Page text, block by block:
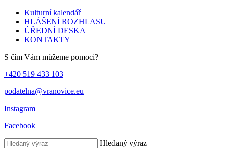
Kulturní kalendář
HLÁŠENÍ ROZHLASU
ÚŘEDNÍ DESKA
KONTAKTY
S čím Vám můžeme pomoci?
+420 519 433 103
podatelna@vranovice.eu
Instagram
Facebook
Hledaný výraz